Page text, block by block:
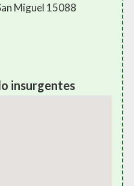
Miguel 15088
insurgentes